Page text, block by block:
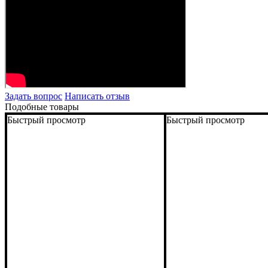
Задать вопрос Написать отзыв
Подобные товары
Быстрый просмотр
Быстрый просмотр